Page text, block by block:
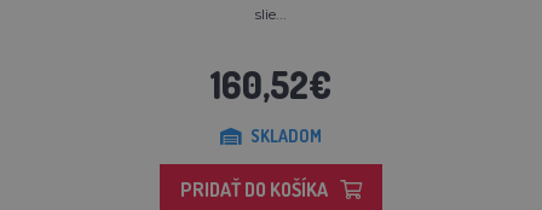
slie...
160,52€
SKLADOM
PRIDAŤ DO KOŠÍKA